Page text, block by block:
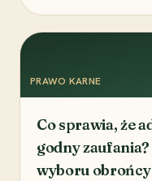
PRAWO KARNE
Co sprawia, że
godny
wyboru obrońcy